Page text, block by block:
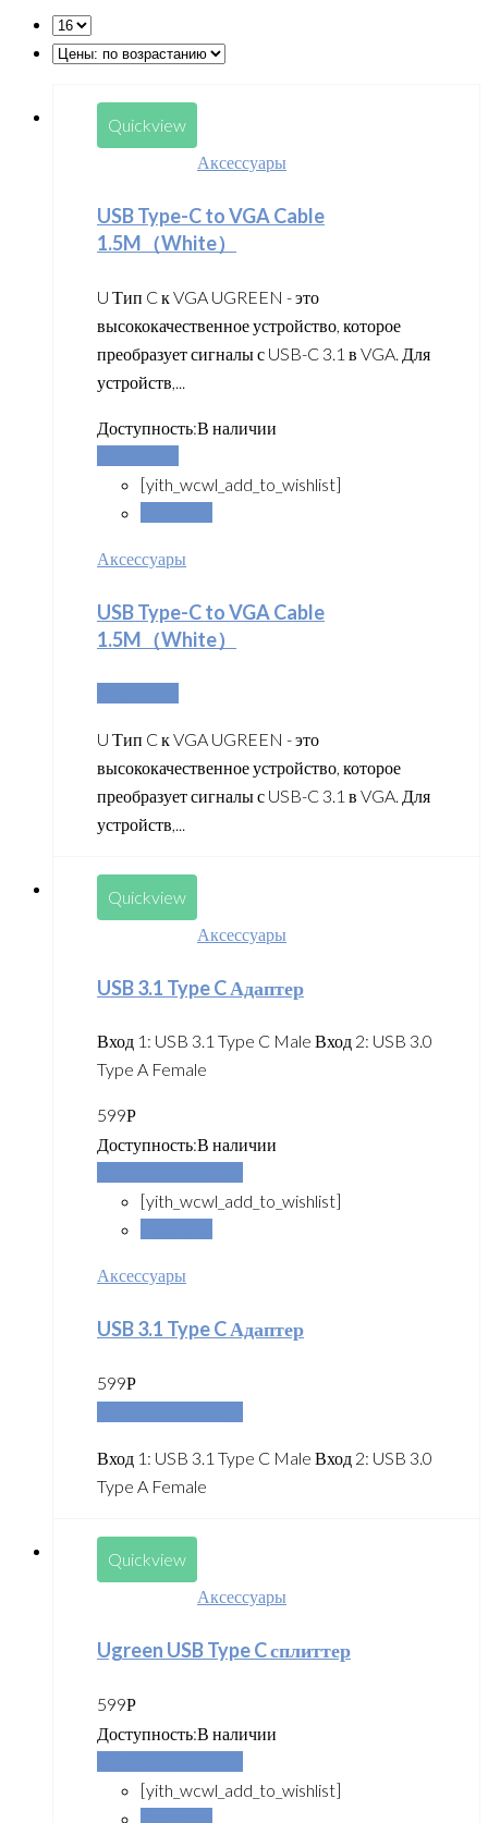
Quickview
Аксессуары
USB Type-C to VGA Cable
1.5M（White）
U Тип C к VGA UGREEN - это
высококачественное устройство, которое
преобразует сигналы с USB-C 3.1 в VGA. Для
устройств,...
Доступность:В наличии
[yith_wcwl_add_to_wishlist]
Аксессуары
USB Type-C to VGA Cable
1.5M（White）
U Тип C к VGA UGREEN - это
высококачественное устройство, которое
преобразует сигналы с USB-C 3.1 в VGA. Для
устройств,...
Quickview
Аксессуары
USB 3.1 Type C Адаптер
Вход 1: USB 3.1 Type C Male Вход 2: USB 3.0
Type A Female
599Р
Доступность:В наличии
[yith_wcwl_add_to_wishlist]
Аксессуары
USB 3.1 Type C Адаптер
599Р
Вход 1: USB 3.1 Type C Male Вход 2: USB 3.0
Type A Female
Quickview
Аксессуары
Ugreen USB Type C сплиттер
599Р
Доступность:В наличии
[yith_wcwl_add_to_wishlist]